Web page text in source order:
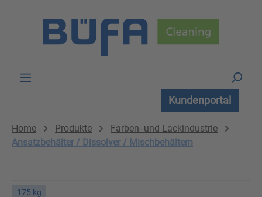
Kundenportal
Home Produkte
Farben- und Lackindustrie
Ansatzbehälter / Dissolver / Mischbehältern
175 kg